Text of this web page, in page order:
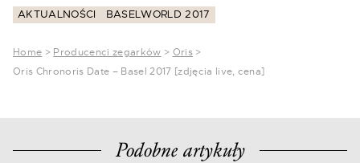
AKTUALNOŚCI BASELWORLD 2017
Home > Producenci zegarków > Oris>
Oris Chronoris Date – Basel 2017 [zdjęcia live, cena]
Podobne artykuły